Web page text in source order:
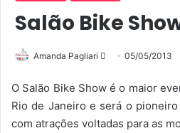
Salão Bike
Amanda Pagliari
n
d
e
05/05/2013
O Salão Bike Show é o maior
Rio de Janeiro e será o
com atrações voltadas para as